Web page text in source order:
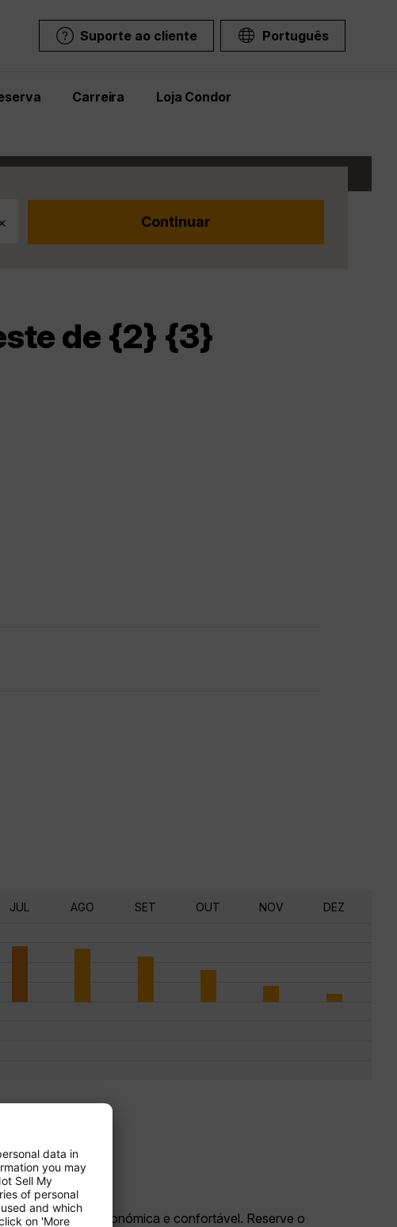
Suporte ao cliente Português
Carreira Loja Condor
de {2} {3}
JUL AGO SET OUT NOV DEZ
férias de forma económica e confortável. Reserve o